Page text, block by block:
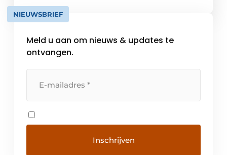
NIEUWSBRIEF
Meld u aan om nieuws & updates te
ontvangen.